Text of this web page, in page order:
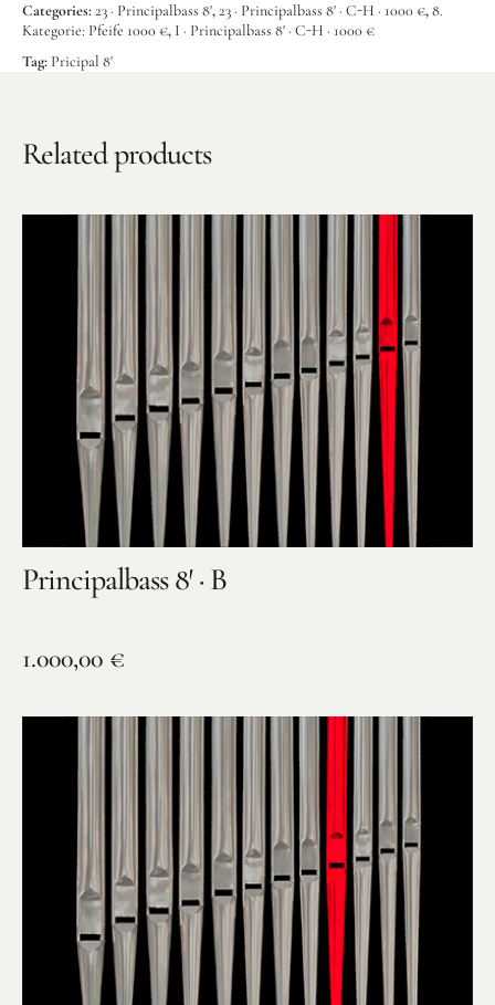
Benefiz
Categories:23 · Principalbass 8',23 · Principalbass 8' · C-H · 1000 €,8.
Kategorie: Pfeife 1000 €, I · Principalbass 8' · C-H · 1000 €
Tag: Pricipal 8'
Related products
Principalbass 8′ · B
1.000,00 €